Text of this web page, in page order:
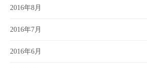
2016年8月
2016年7月
2016年6月